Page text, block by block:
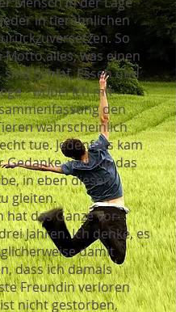
in tierähnlichen
So
Motto alles, was einen
Schlaf, Essen und
- wobei ich mit
den
wahrscheinlich
tue. Jedenfalls kam
Gedanke, weil ich das
in eben diesen
gleiten.
hat das Ganze vor
Jahren. Ich denke, es
damit
dass ich damals
Freundin verloren
nicht gestorben,